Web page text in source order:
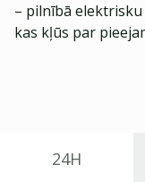
– pilnībā
kas kļūs par
24H